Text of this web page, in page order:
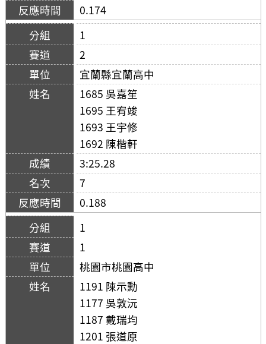
0.174
1
2
宜蘭縣宜蘭高中
1685 吳嘉笙
1695 王宥竣
1693 王宇修
1692 陳楷軒
3:25.28
7
0.188
1
1
桃園市桃園高中
1191 陳示勳
1177 吳敦沅
1187 戴瑞均
1201 張道原